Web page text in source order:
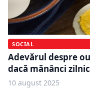
SOCIAL
Adevărul despre
dacă mănânci
10 august 2025